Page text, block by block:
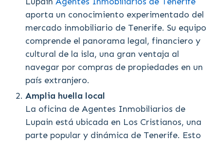
aporta un conocimiento experimentado del
mercado inmobiliario de Tenerife. Su equipo
comprende el panorama legal, financiero y
cultural de la isla, una gran ventaja al
navegar por compras de propiedades en un
país extranjero.
Amplia huella local
La oficina de Agentes Inmobiliarios de
Lupain está ubicada en Los Cristianos, una
parte popular y dinámica de Tenerife. Esto